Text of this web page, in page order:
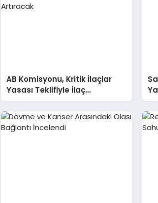
AB Komisyonu, Kritik İlaçlar
Yasası Teklifiyle İlaç
Bulunabilirliğini Artıracak